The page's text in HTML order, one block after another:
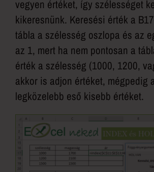
vegyen értéket, így szélességet
kikeresnünk. Keresési érték a
tábla a szélesség oszlopa és az
az 1, mert ha nem pontosan a
érték a szélesség (1000, 1200,
akkor is adjon értéket, mégpedig
legközelebb eső kisebb értéket.